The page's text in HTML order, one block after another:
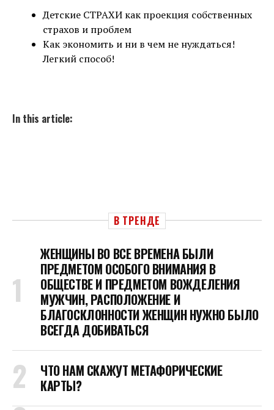
Детские СТРАХИ как проекция собственных
страхов и проблем
Как экономить и ни в чем не нуждаться!
Легкий способ!
In this article:
В ТРЕНДЕ
ЖЕНЩИНЫ ВО ВСЕ ВРЕМЕНА БЫЛИ
ПРЕДМЕТОМ ОСОБОГО ВНИМАНИЯ В
ОБЩЕСТВЕ И ПРЕДМЕТОМ ВОЖДЕЛЕНИЯ
МУЖЧИН, РАСПОЛОЖЕНИЕ И
БЛАГОСКЛОННОСТИ ЖЕНЩИН НУЖНО БЫЛО
ВСЕГДА ДОБИВАТЬСЯ
ЧТО НАМ СКАЖУТ МЕТАФОРИЧЕСКИЕ
КАРТЫ?